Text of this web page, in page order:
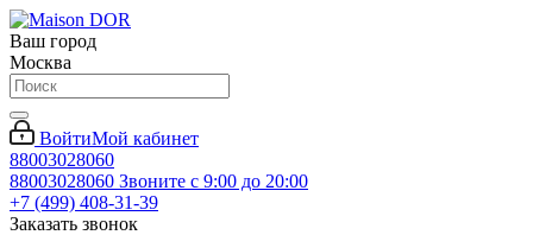
Ваш город
Москва
ВойтиМой кабинет
88003028060
88003028060 Звоните с 9:00 до 20:00
+7 (499) 408-31-39
Заказать звонок